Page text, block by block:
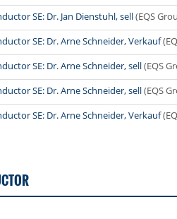
SE: Dr. Jan Dienstuhl, sell(EQS
SE: Dr. Arne Schneider, Verkauf
SE: Dr. Arne Schneider, sell(EQS
SE: Dr. Arne Schneider, sell(EQS
SE: Dr. Arne Schneider, Verkauf